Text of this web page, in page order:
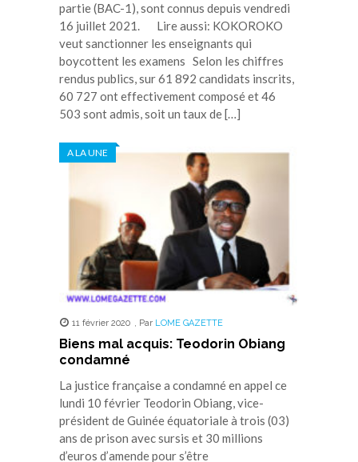
partie (BAC-1), sont connus depuis vendredi
16 juillet 2021. Lire aussi: KOKOROKO
veut sanctionner les enseignants qui
boycottent les examens Selon les chiffres
rendus publics, sur 61 892 candidats inscrits,
60 727 ont effectivement composé et 46
503 sont admis, soit un taux de […]
A LA UNE
11 février 2020 , Par LOME GAZETTE
Biens mal acquis: Teodorin Obiang
condamné
La justice française a condamné en appel ce
lundi 10 février Teodorin Obiang, vice-
président de Guinée équatoriale à trois (03)
ans de prison avec sursis et 30 millions
d’euros d’amende pour s’être